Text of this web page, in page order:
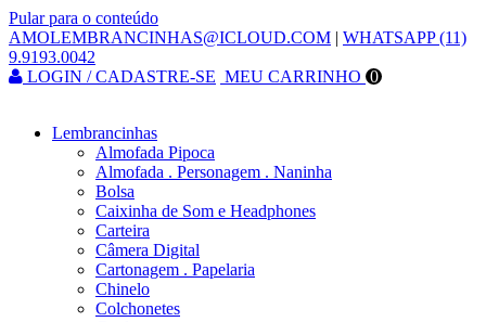
Pular para o conteúdo
AMOLEMBRANCINHAS@ICLOUD.COM | WHATSAPP (11)
9.9193.0042
LOGIN / CADASTRE-SE MEU CARRINHO 0
Lembrancinhas
Almofada Pipoca
Almofada . Personagem . Naninha
Bolsa
Caixinha de Som e Headphones
Carteira
Câmera Digital
Cartonagem . Papelaria
Chinelo
Colchonetes